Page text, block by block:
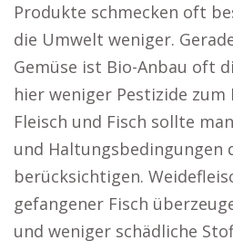
Produkte schmecken oft
die Umwelt weniger.
Gemüse ist Bio-Anbau oft
hier weniger Pestizide zum
Fleisch und Fisch sollte
und Haltungsbedingungen
berücksichtigen.
gefangener Fisch
und weniger schädliche